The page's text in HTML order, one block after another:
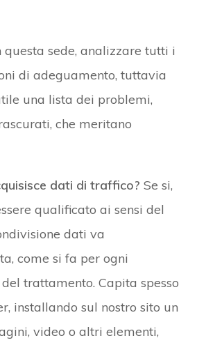
questa sede, analizzare tutti i
di adeguamento, tuttavia
una lista dei problemi,
che meritano
dati di traffico? Se si,
qualificato ai sensi del
dati va
come si fa per ogni
trattamento. Capita spesso
installando sul nostro sito un
video o altri elementi,